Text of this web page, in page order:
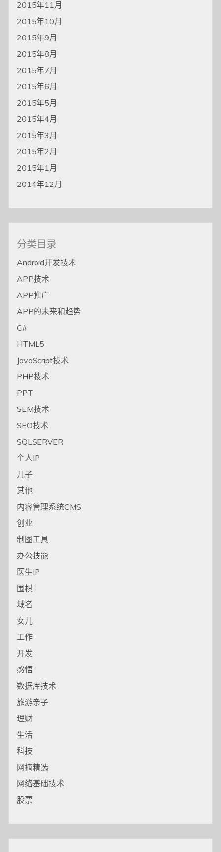
2015年11月
2015年10月
2015年9月
2015年8月
2015年7月
2015年6月
2015年5月
2015年4月
2015年3月
2015年2月
2015年1月
2014年12月
分类目录
Android开发技术
APP技术
APP推广
APP的未来和趋势
C#
HTML5
JavaScript技术
PHP技术
PPT
SEM技术
SEO技术
SQLSERVER
个人IP
儿子
其他
内容管理系统CMS
创业
制图工具
办公技能
医生IP
围棋
域名
女儿
工作
开发
感悟
数据库技术
旅游亲子
理财
生活
科技
网摘精选
网络基础技术
股票